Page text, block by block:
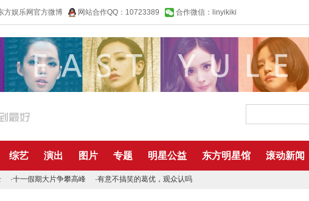
方娱乐网官方微博 网站合作QQ：10723389 合作微信：linyikiki
综艺 演出 图片 专题 明星公益 东方明星馆 滚动新闻
·十一假期大片争攀高峰 ·有意不搞笑的葛优，观众认吗